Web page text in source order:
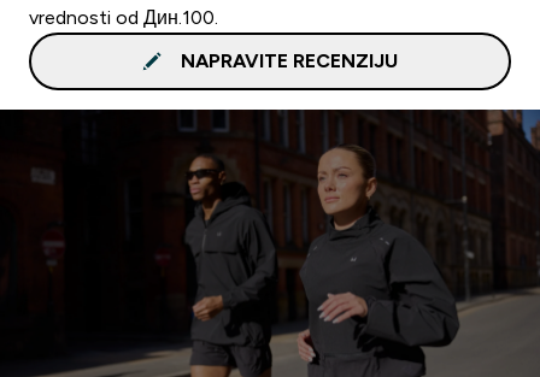
vrednosti od Дин.100.
NAPRAVITE RECENZIJU